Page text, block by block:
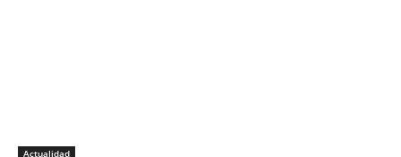
Actualidad